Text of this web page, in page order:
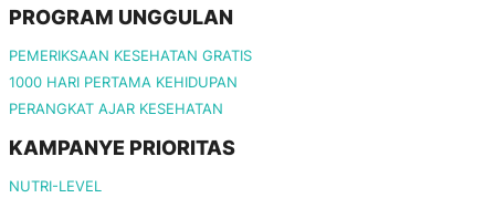
PROGRAM UNGGULAN
PEMERIKSAAN KESEHATAN GRATIS
1000 HARI PERTAMA KEHIDUPAN
PERANGKAT AJAR KESEHATAN
KAMPANYE PRIORITAS
NUTRI-LEVEL